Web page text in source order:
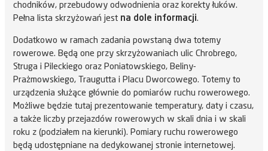
chodników, przebudowy odwodnienia oraz korekty łuków.
Pełna lista skrzyżowań jest na dole informacji.
Dodatkowo w ramach zadania powstaną dwa totemy
rowerowe. Będą one przy skrzyżowaniach ulic Chrobrego,
Struga i Pileckiego oraz Poniatowskiego, Beliny-
Prażmowskiego, Traugutta i Placu Dworcowego. Totemy to
urządzenia służące głównie do pomiarów ruchu rowerowego.
Możliwe będzie tutaj prezentowanie temperatury, daty i czasu,
a także liczby przejazdów rowerowych w skali dnia i w skali
roku z (podziałem na kierunki). Pomiary ruchu rowerowego
będą udostępniane na dedykowanej stronie internetowej.